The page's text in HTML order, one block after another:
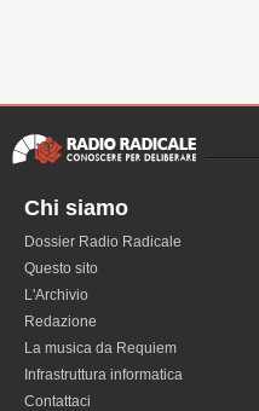
Chi siamo
Dossier Radio Radicale
Questo sito
L'Archivio
Redazione
La musica da Requiem
Infrastruttura informatica
Contattaci